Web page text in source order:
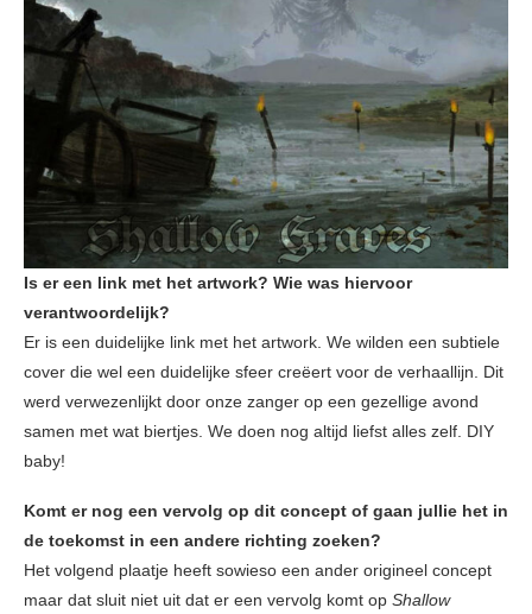
Is er een link met het artwork? Wie was hiervoor
verantwoordelijk?
Er is een duidelijke link met het artwork. We wilden een subtiele
cover die wel een duidelijke sfeer creëert voor de verhaallijn. Dit
werd verwezenlijkt door onze zanger op een gezellige avond
samen met wat biertjes. We doen nog altijd liefst alles zelf. DIY
baby!
Komt er nog een vervolg op dit concept of gaan jullie het in
de toekomst in een andere richting zoeken?
Het volgend plaatje heeft sowieso een ander origineel concept
maar dat sluit niet uit dat er een vervolg komt op Shallow